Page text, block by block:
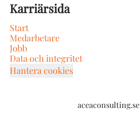
Karriärsida
Start
Medarbetare
Jobb
Data och integritet
Hantera cookies
aceaconsulting.se